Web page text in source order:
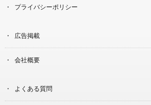
プライバシーポリシー
広告掲載
会社概要
よくある質問